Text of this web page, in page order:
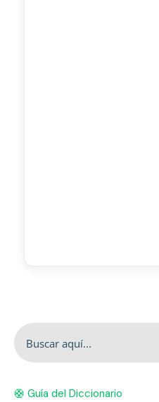
🛟 Guía del Diccionario